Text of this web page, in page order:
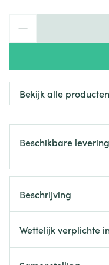
Bekijk alle
Beschikbare
Beschrijving
Laat kalmte over
In een stressvolle
Wettelijk verplichte